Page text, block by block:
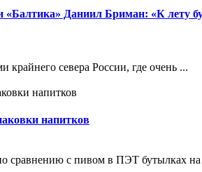
Даниил Бриман: «К лету
крайнего севера России, где очень ...
напитков
сравнению с пивом в ПЭТ бутылках на